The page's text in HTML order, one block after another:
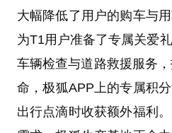
大幅降低了用户的购车与
为T1用户准备了专属关爱
车辆检查与道路救援服务
命，极狐APP上的专属积
出行点滴时收获额外福利